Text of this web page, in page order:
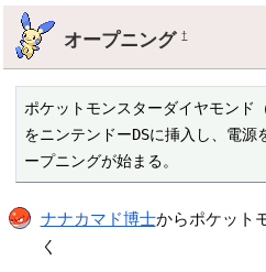
オープニング†
ポケットモンスターダイヤモンド
をニンテンドーDSに挿入し、電源
ープニングが始まる。
ナナカマド博士からポケット
く